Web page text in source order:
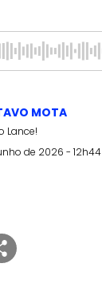
MOTA
Lance!
de 2026 - 12h44